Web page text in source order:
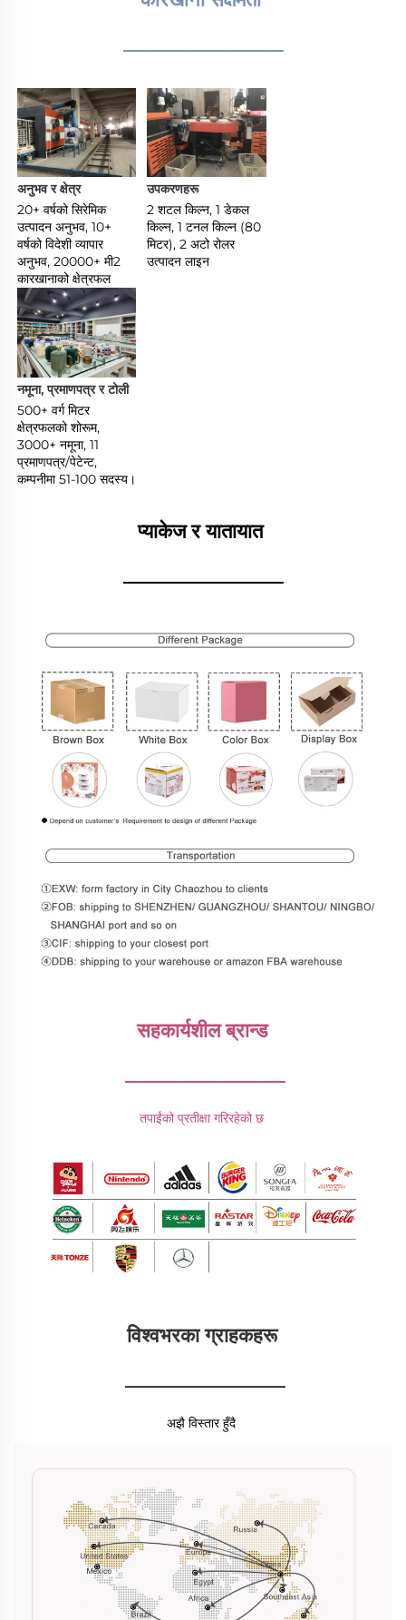
________________
अनुभव र क्षेत्र
20+ वर्षको सिरेमिक
उत्पादन अनुभव, 10+
वर्षको विदेशी व्यापार
अनुभव, 20000+ मी2
कारखानाको क्षेत्रफल
उपकरणहरू
2 शटल किल्न, 1 डेकल
किल्न, 1 टनल किल्न (80
मिटर), 2 अटो रोलर
उत्पादन लाइन
नमूना, प्रमाणपत्र र टोली
500+ वर्ग मिटर
क्षेत्रफलको शोरूम,
3000+ नमूना, 11
प्रमाणपत्र/पेटेन्ट,
प्याकेज र यातायात
________________
सहकार्यशील ब्रान्ड
________________
तपाईंको प्रतीक्षा गरिरहेको छ
विश्वभरका ग्राहकहरू
________________
अझै विस्तार हुँदै